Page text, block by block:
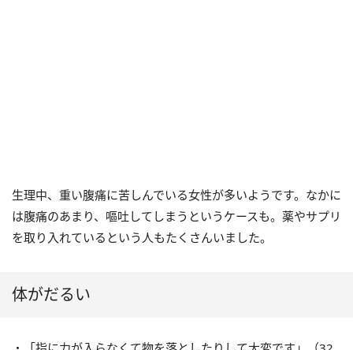
生理中、重い腹痛に苦しんでいる女性が多いようです。なかに
は腹痛のあまり、嘔吐してしまうというケースも。薬やサプリ
を取り入れているという人もたくさんいました。
体がだるい